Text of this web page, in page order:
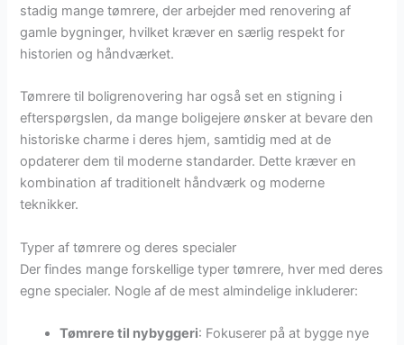
stadig mange tømrere, der arbejder med renovering af
gamle bygninger, hvilket kræver en særlig respekt for
historien og håndværket.
Tømrere til boligrenovering har også set en stigning i
efterspørgslen, da mange boligejere ønsker at bevare den
historiske charme i deres hjem, samtidig med at de
opdaterer dem til moderne standarder. Dette kræver en
kombination af traditionelt håndværk og moderne
teknikker.
Typer af tømrere og deres specialer
Der findes mange forskellige typer tømrere, hver med deres
egne specialer. Nogle af de mest almindelige inkluderer:
Tømrere til nybyggeri: Fokuserer på at bygge nye